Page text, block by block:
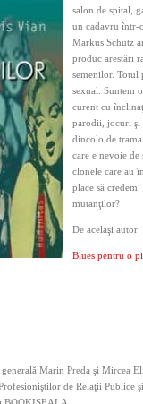
salon de spital,
un cadavru într-
Markus Schutz
produc arestări
semenilor. Totul
sexual. Suntem
curent cu
parodii, jocuri şi
dincolo de
care e nevoie
clonele care au
place să
mutanţilor?
De acelaşi autor
Blues pentru o
Marin Preda şi Mircea
de Relaţii Publice